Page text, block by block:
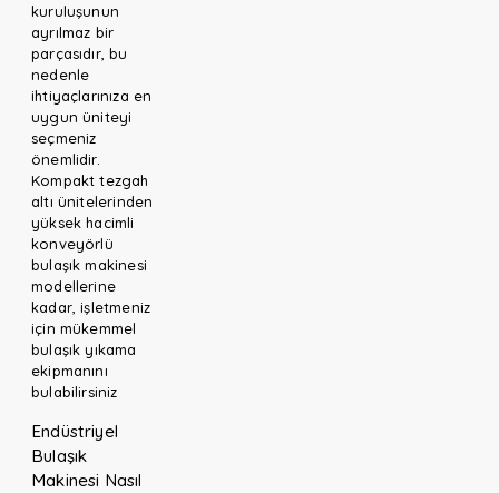
kuruluşunun
ayrılmaz bir
parçasıdır, bu
nedenle
ihtiyaçlarınıza en
uygun üniteyi
seçmeniz
önemlidir.
Kompakt tezgah
altı ünitelerinden
yüksek hacimli
konveyörlü
bulaşık makinesi
modellerine
kadar, işletmeniz
için mükemmel
bulaşık yıkama
ekipmanını
bulabilirsiniz
Endüstriyel
Bulaşık
Makinesi Nasıl